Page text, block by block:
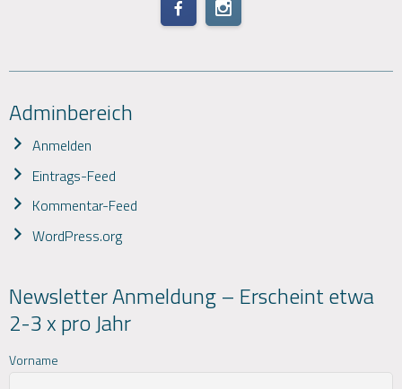
Adminbereich
Anmelden
Eintrags-Feed
Kommentar-Feed
WordPress.org
Newsletter Anmeldung – Erscheint etwa
2-3 x pro Jahr
Vorname